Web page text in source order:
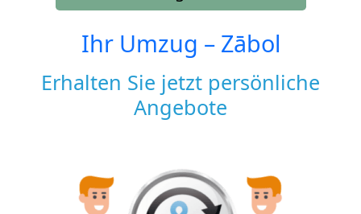
Ihr Umzug – Zābol
Erhalten Sie jetzt persönliche
Angebote